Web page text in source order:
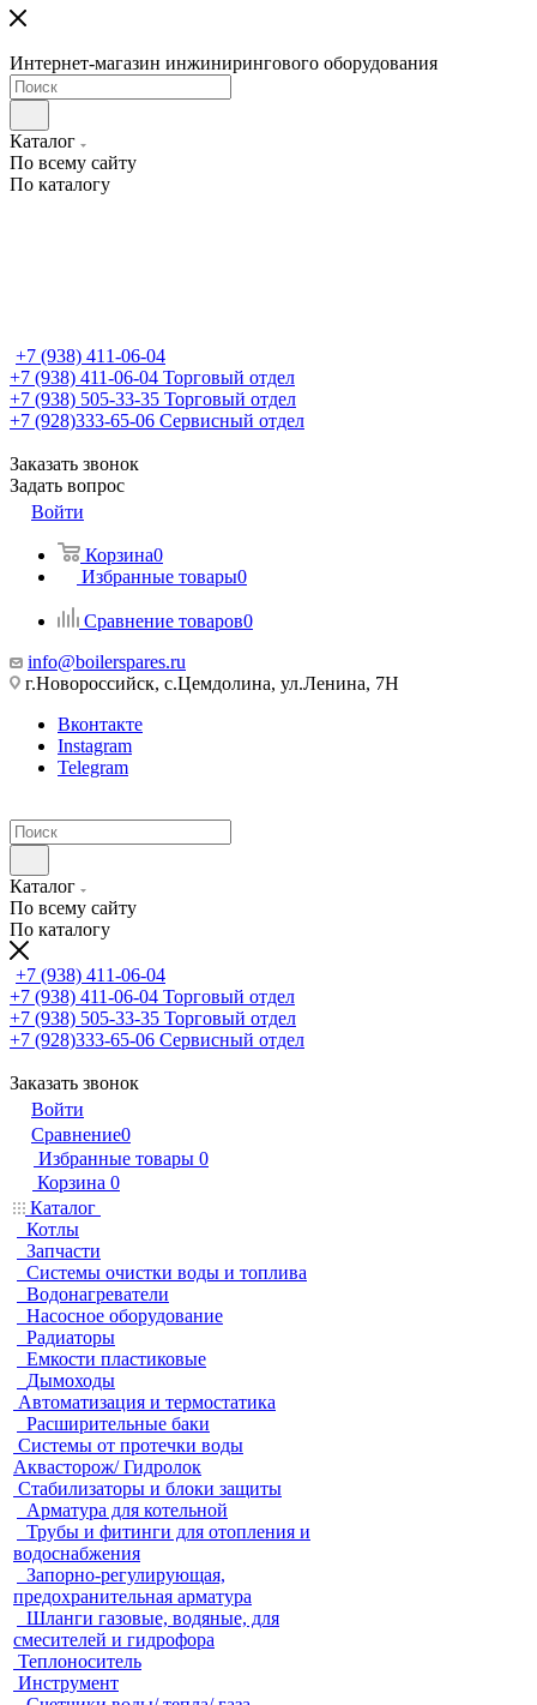
Интернет-магазин инжинирингового оборудования
Каталог
По всему сайту
По каталогу
+7 (938) 411-06-04
+7 (938) 411-06-04 Торговый отдел
+7 (938) 505-33-35 Торговый отдел
+7 (928)333-65-06 Сервисный отдел
Заказать звонок
Задать вопрос
Войти
Корзина0
Избранные товары0
Сравнение товаров0
info@boilerspares.ru
г.Новороссийск, с.Цемдолина, ул.Ленина, 7Н
Вконтакте
Instagram
Telegram
Каталог
По всему сайту
По каталогу
+7 (938) 411-06-04
+7 (938) 411-06-04 Торговый отдел
+7 (938) 505-33-35 Торговый отдел
+7 (928)333-65-06 Сервисный отдел
Заказать звонок
Войти
Сравнение0
Избранные товары 0
Корзина 0
Каталог
Котлы
Запчасти
Системы очистки воды и топлива
Водонагреватели
Насосное оборудование
Радиаторы
Емкости пластиковые
Дымоходы
Автоматизация и термостатика
Расширительные баки
Системы от протечки воды
Аквасторож/ Гидролок
Стабилизаторы и блоки защиты
Арматура для котельной
Трубы и фитинги для отопления и
водоснабжения
Запорно-регулирующая,
предохранительная арматура
Шланги газовые, водяные, для
смесителей и гидрофора
Теплоноситель
Инструмент